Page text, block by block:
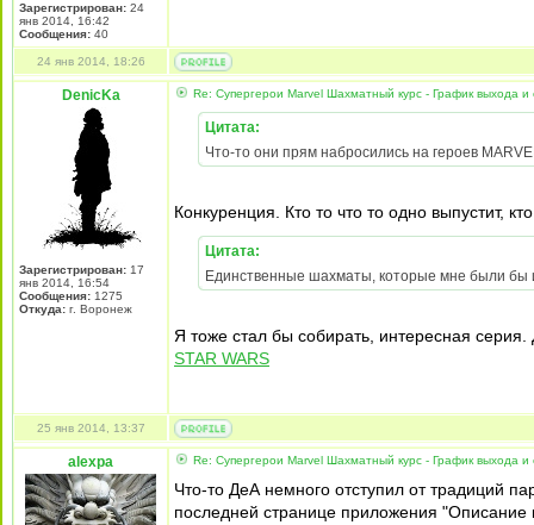
Зарегистрирован: 24
янв 2014, 16:42
Сообщения: 40
24 янв 2014, 18:26
DenicKa
Зарегистрирован: 17
янв 2014, 16:54
Сообщения: 1275
Откуда: г. Воронеж
Re: Супергерои Marvel Шахматный курс - График выхода и
Цитата:
Что-то они прям набросились на героев
Конкуренция. Кто то что то одно выпустит,
Цитата:
Единственные шахматы, которые мне были бы
Я тоже стал бы собирать, интересная
STAR WARS
25 янв 2014, 13:37
alexpa Re: Супергерои Marvel Шахматный курс - График выхода и
Что-то ДеА немного отступил от традиций
последней странице приложения